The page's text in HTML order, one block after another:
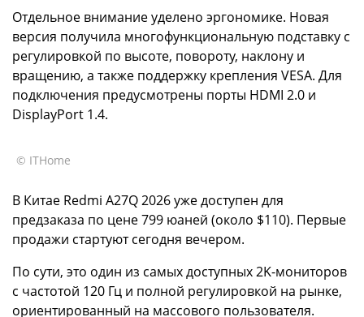
Отдельное внимание уделено эргономике. Новая
версия получила многофункциональную подставку с
регулировкой по высоте, повороту, наклону и
вращению, а также поддержку крепления VESA. Для
подключения предусмотрены порты HDMI 2.0 и
DisplayPort 1.4.
© ITHome
В Китае Redmi A27Q 2026 уже доступен для
предзаказа по цене 799 юаней (около $110). Первые
продажи стартуют сегодня вечером.
По сути, это один из самых доступных 2K-мониторов
с частотой 120 Гц и полной регулировкой на рынке,
ориентированный на массового пользователя.